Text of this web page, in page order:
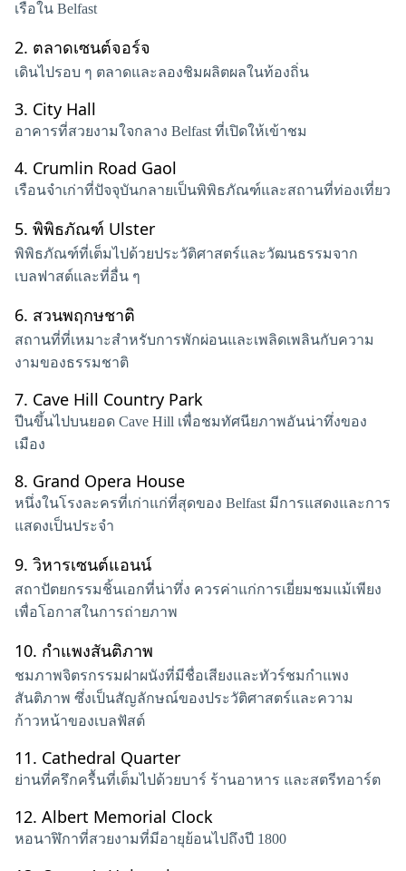
เรือใน Belfast
2. ตลาดเซนต์จอร์จ
เดินไปรอบ ๆ ตลาดและลองชิมผลิตผลในท้องถิ่น
3. City Hall
อาคารที่สวยงามใจกลาง Belfast ที่เปิดให้เข้าชม
4. Crumlin Road Gaol
เรือนจำเก่าที่ปัจจุบันกลายเป็นพิพิธภัณฑ์และสถานที่ท่องเที่ยว
5. พิพิธภัณฑ์ Ulster
พิพิธภัณฑ์ที่เต็มไปด้วยประวัติศาสตร์และวัฒนธรรมจาก
เบลฟาสต์และที่อื่น ๆ
6. สวนพฤกษชาติ
สถานที่ที่เหมาะสำหรับการพักผ่อนและเพลิดเพลินกับความ
งามของธรรมชาติ
7. Cave Hill Country Park
ปีนขึ้นไปบนยอด Cave Hill เพื่อชมทัศนียภาพอันน่าทึ่งของ
เมือง
8. Grand Opera House
หนึ่งในโรงละครที่เก่าแก่ที่สุดของ Belfast มีการแสดงและการ
แสดงเป็นประจำ
9. วิหารเซนต์แอนน์
สถาปัตยกรรมชิ้นเอกที่น่าทึ่ง ควรค่าแก่การเยี่ยมชมแม้เพียง
เพื่อโอกาสในการถ่ายภาพ
10. กำแพงสันติภาพ
ชมภาพจิตรกรรมฝาผนังที่มีชื่อเสียงและทัวร์ชมกำแพง
สันติภาพ ซึ่งเป็นสัญลักษณ์ของประวัติศาสตร์และความ
ก้าวหน้าของเบลฟัสต์
11. Cathedral Quarter
ย่านที่ครึกครื้นที่เต็มไปด้วยบาร์ ร้านอาหาร และสตรีทอาร์ต
12. Albert Memorial Clock
หอนาฬิกาที่สวยงามที่มีอายุย้อนไปถึงปี 1800